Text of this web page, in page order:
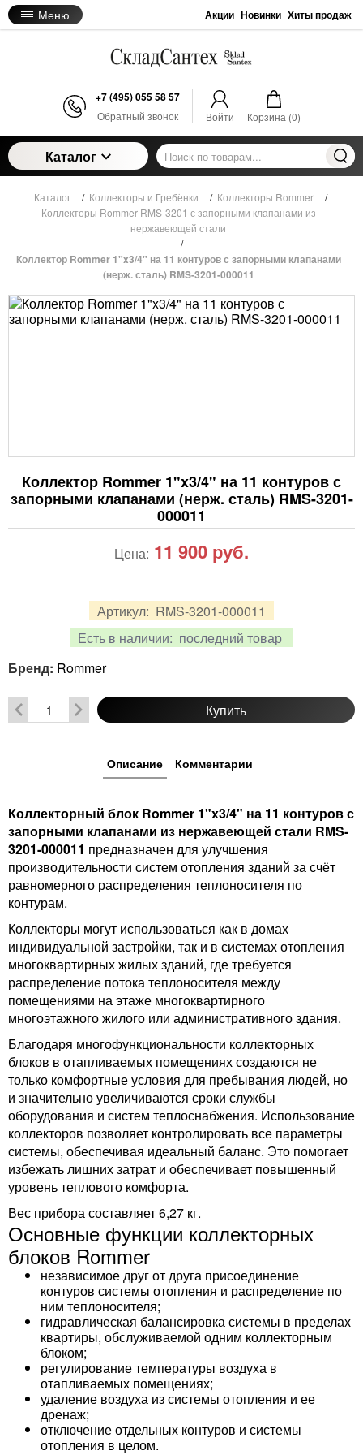
Меню Акции Новинки Хиты продаж
+7 (495) 055 58 57
Обратный звонок Войти Корзина (0)
Каталог
Каталог / Коллекторы и Гребёнки / Коллекторы Rommer
/
Коллекторы Rommer RMS-3201 с запорными клапанами из
нержавеющей стали
/
Коллектор Rommer 1"x3/4" на 11 контуров с запорными клапанами
(нерж. сталь) RMS-3201-000011
Коллектор Rommer 1"x3/4" на 11 контуров с
запорными клапанами (нерж. сталь) RMS-3201-
000011
Артикул: RMS-3201-000011
Есть в наличии: последний товар
Цена: 11 900 руб.
Бренд: Rommer
Купить
Описание Комментарии
Коллекторный блок Rommer 1"x3/4" на 11 контуров с
запорными клапанами из нержавеющей стали RMS-
3201-000011 предназначен для улучшения
производительности систем отопления зданий за счёт
равномерного распределения теплоносителя по
контурам.
Коллекторы могут использоваться как в домах
индивидуальной застройки, так и в системах отопления
многоквартирных жилых зданий, где требуется
распределение потока теплоносителя между
помещениями на этаже многоквартирного
многоэтажного жилого или административного здания.
Благодаря многофункциональности коллекторных
блоков в отапливаемых помещениях создаются не
только комфортные условия для пребывания людей, но
и значительно увеличиваются сроки службы
оборудования и систем теплоснабжения. Использование
коллекторов позволяет контролировать все параметры
системы, обеспечивая идеальный баланс. Это помогает
избежать лишних затрат и обеспечивает повышенный
уровень теплового комфорта.
Вес прибора составляет 6,27 кг.
Основные функции коллекторных
блоков Rommer
независимое друг от друга присоединение
контуров системы отопления и распределение по
ним теплоносителя;
гидравлическая балансировка системы в пределах
квартиры, обслуживаемой одним коллекторным
блоком;
регулирование температуры воздуха в
отапливаемых помещениях;
удаление воздуха из системы отопления и ее
дренаж;
отключение отдельных контуров и системы
отопления в целом.